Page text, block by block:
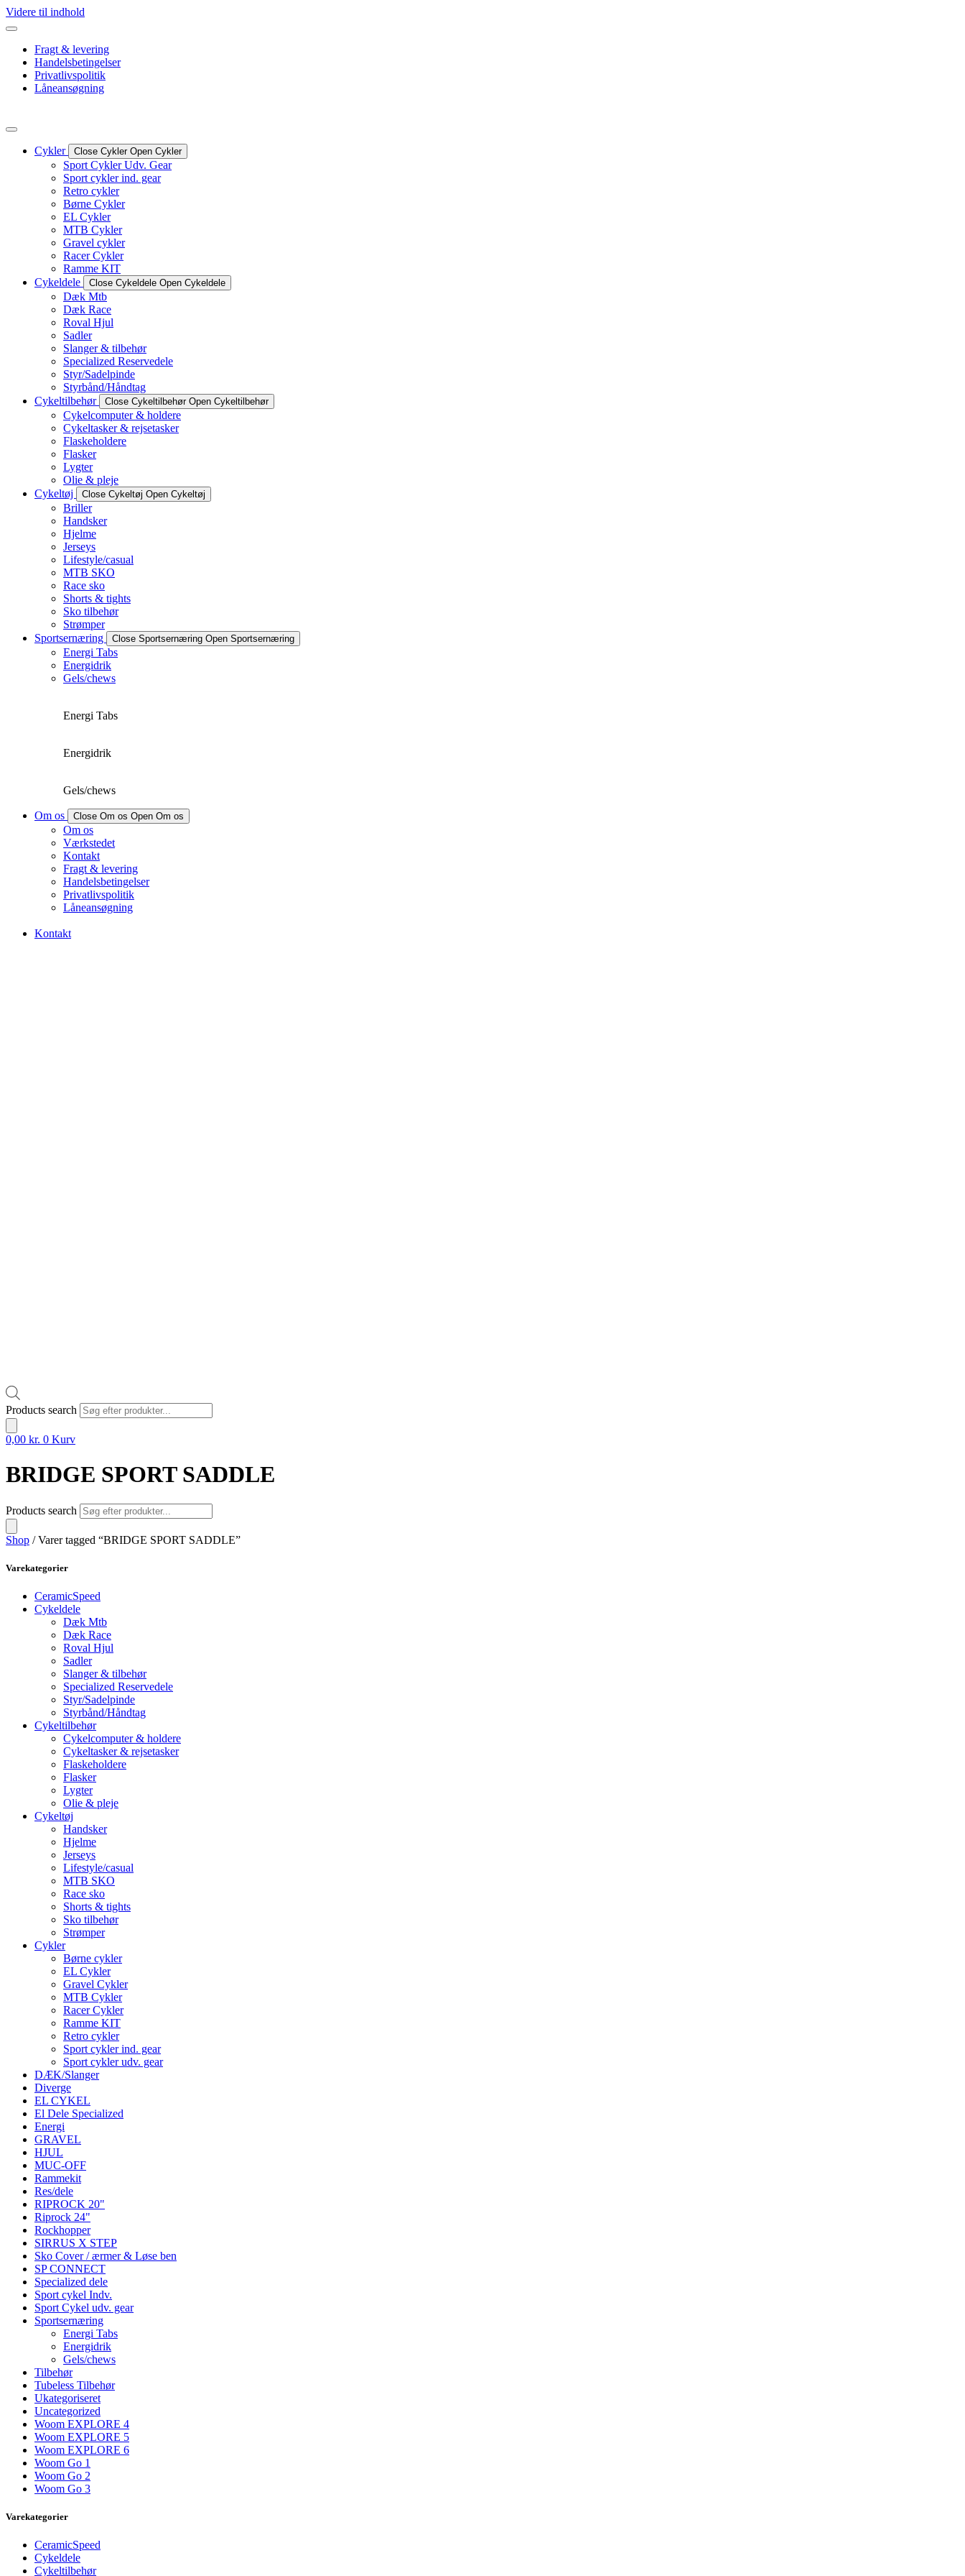
Videre til indhold
Fragt & levering
Handelsbetingelser
Privatlivspolitik
Låneansøgning
Cykler Close Cykler Open Cykler
Sport Cykler Udv. Gear
Sport cykler ind. gear
Retro cykler
Børne Cykler
EL Cykler
MTB Cykler
Gravel cykler
Racer Cykler
Ramme KIT
Cykeldele
Close Cykeldele Open Cykeldele
Dæk Mtb
Dæk Race
Roval Hjul
Sadler
Slanger & tilbehør
Specialized Reservedele
Styr/Sadelpinde
Styrbånd/Håndtag
Cykeltilbehør
Close Cykeltilbehør Open Cykeltilbehør
Cykelcomputer & holdere
Cykeltasker & rejsetasker
Flaskeholdere
Flasker
Lygter
Olie & pleje
Cykeltøj
Close Cykeltøj Open Cykeltøj
Briller
Handsker
Hjelme
Jerseys
Lifestyle/casual
MTB SKO
Race sko
Shorts & tights
Sko tilbehør
Strømper
Sportsernæring
Close Sportsernæring Open Sportsernæring
Energi Tabs
Energidrik
Gels/chews
Energi Tabs
Energidrik
Gels/chews
Om os Close Om os Open Om os
Om os
Værkstedet
Kontakt
Fragt & levering
Handelsbetingelser
Privatlivspolitik
Låneansøgning
Kontakt
Products search
0,00 kr. 0 Kurv
BRIDGE SPORT SADDLE
Products search
Shop / Varer tagged “BRIDGE SPORT SADDLE”
Varekategorier
CeramicSpeed
Cykeldele
Dæk Mtb
Dæk Race
Roval Hjul
Sadler
Slanger & tilbehør
Specialized Reservedele
Styr/Sadelpinde
Styrbånd/Håndtag
Cykeltilbehør
Cykelcomputer & holdere
Cykeltasker & rejsetasker
Flaskeholdere
Flasker
Lygter
Olie & pleje
Cykeltøj
Handsker
Hjelme
Jerseys
Lifestyle/casual
MTB SKO
Race sko
Shorts & tights
Sko tilbehør
Strømper
Cykler
Børne cykler
EL Cykler
Gravel Cykler
MTB Cykler
Racer Cykler
Ramme KIT
Retro cykler
Sport cykler ind. gear
Sport cykler udv. gear
DÆK/Slanger
Diverge
EL CYKEL
El Dele Specialized
Energi
GRAVEL
HJUL
MUC-OFF
Rammekit
Res/dele
RIPROCK 20"
Riprock 24"
Rockhopper
SIRRUS X STEP
Sko Cover / ærmer & Løse ben
SP CONNECT
Specialized dele
Sport cykel Indv.
Sport Cykel udv. gear
Sportsernæring
Energi Tabs
Energidrik
Gels/chews
Tilbehør
Tubeless Tilbehør
Ukategoriseret
Uncategorized
Woom EXPLORE 4
Woom EXPLORE 5
Woom EXPLORE 6
Woom Go 1
Woom Go 2
Woom Go 3
Varekategorier
CeramicSpeed
Cykeldele
Cykeltilbehør